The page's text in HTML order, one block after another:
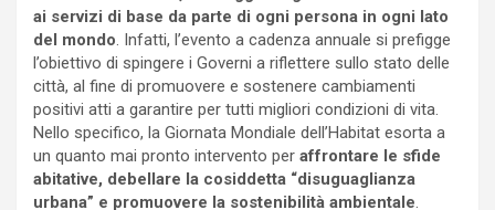
ai servizi di base da parte di ogni persona in ogni lato
del mondo. Infatti, l’evento a cadenza annuale si prefigge
l’obiettivo di spingere i Governi a riflettere sullo stato delle
città, al fine di promuovere e sostenere cambiamenti
positivi atti a garantire per tutti migliori condizioni di vita.
Nello specifico, la Giornata Mondiale dell’Habitat esorta a
un quanto mai pronto intervento per affrontare le sfide
abitative, debellare la cosiddetta “disuguaglianza
urbana” e promuovere la sostenibilità ambientale.